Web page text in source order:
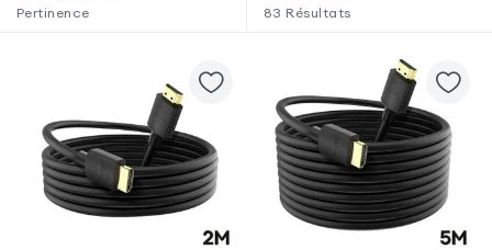
Pertinence 83 Résultats